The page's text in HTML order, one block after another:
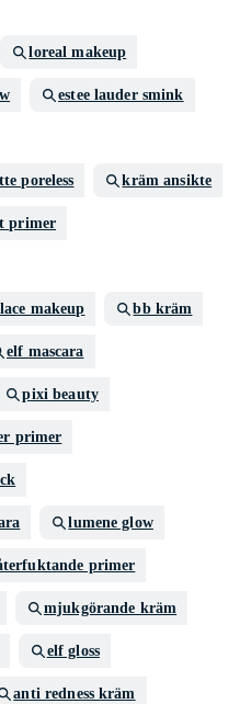
loreal makeup
estee lauder smink
poreless kräm ansikte
primer
makeup bb kräm
elf mascara
pixi beauty
primer
lumene glow
primer
mjukgörande kräm
elf gloss
anti redness kräm